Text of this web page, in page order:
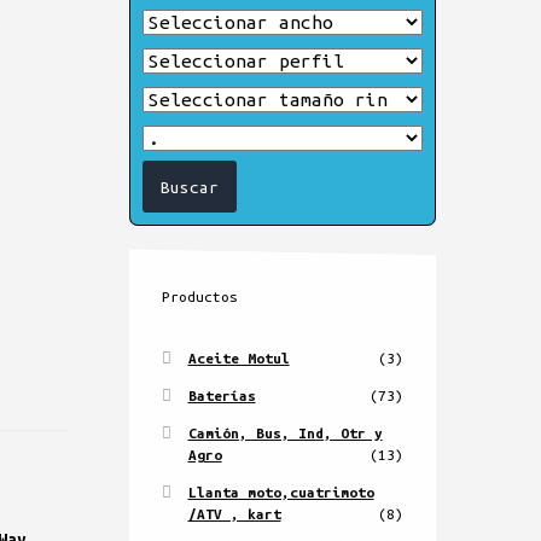
Productos
Aceite Motul (3)
Baterías (73)
Camión, Bus, Ind, Otr y
Agro
(13)
Llanta moto,cuatrimoto
/ATV , kart
(8)